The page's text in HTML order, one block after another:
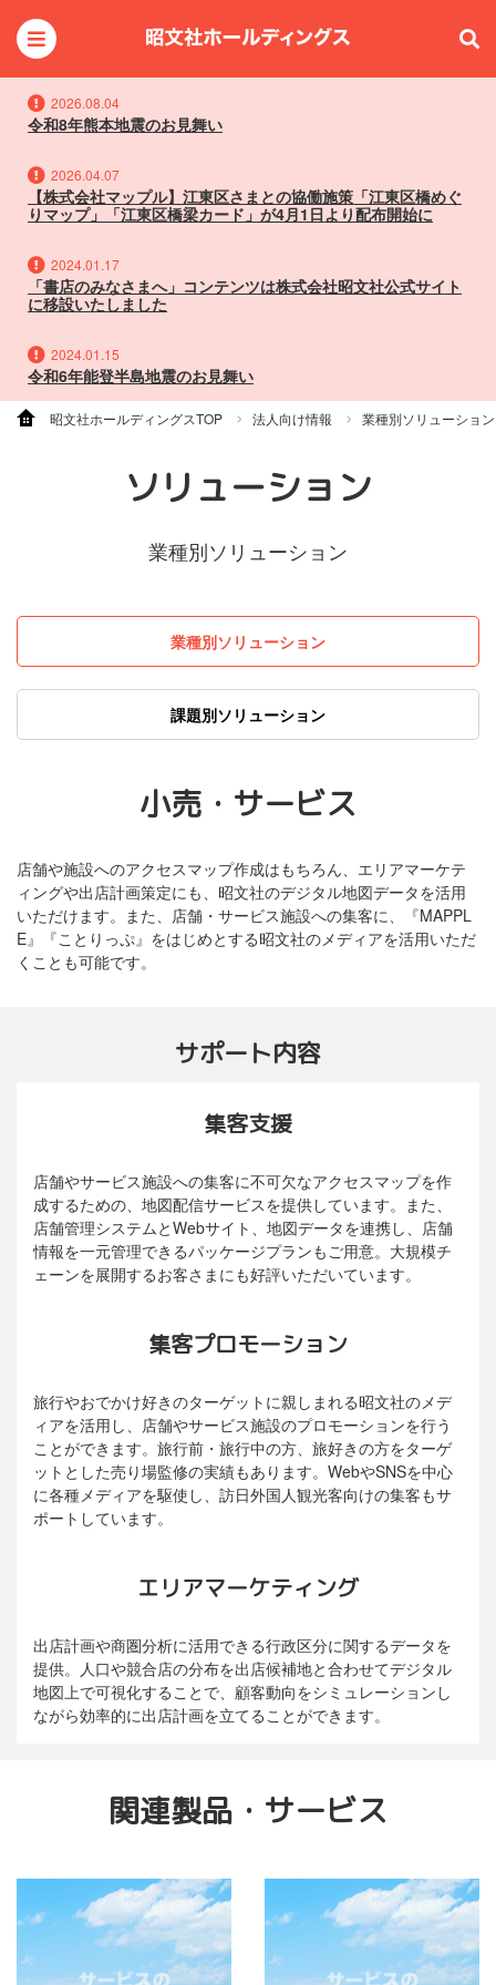
2026.08.04
令和8年熊本地震のお見舞い
2026.04.07
【株式会社マップル】江東区さまとの協働施策「江東区橋めぐ
りマップ」「江東区橋梁カード」が4月1日より配布開始に
2024.01.17
「書店のみなさまへ」コンテンツは株式会社昭文社公式サイト
に移設いたしました
2024.01.15
令和6年能登半島地震のお見舞い
昭文社ホールディングスTOP 法人向け情報 業種別ソリューション
ソリューション
業種別ソリューション
業種別ソリューション
課題別ソリューション
小売・サービス
店舗や施設へのアクセスマップ作成はもちろん、エリアマーケテ
ィングや出店計画策定にも、昭文社のデジタル地図データを活用
いただけます。また、店舗・サービス施設への集客に、『MAPPL
E』『ことりっぷ』をはじめとする昭文社のメディアを活用いただ
くことも可能です。
サポート内容
集客支援
店舗やサービス施設への集客に不可欠なアクセスマップを作
成するための、地図配信サービスを提供しています。また、
店舗管理システムとWebサイト、地図データを連携し、店舗
情報を一元管理できるパッケージプランもご用意。大規模チ
ェーンを展開するお客さまにも好評いただいています。
集客プロモーション
旅行やおでかけ好きのターゲットに親しまれる昭文社のメデ
ィアを活用し、店舗やサービス施設のプロモーションを行う
ことができます。旅行前・旅行中の方、旅好きの方をターゲ
ットとした売り場監修の実績もあります。WebやSNSを中心
に各種メディアを駆使し、訪日外国人観光客向けの集客もサ
ポートしています。
エリアマーケティング
出店計画や商圏分析に活用できる行政区分に関するデータを
提供。人口や競合店の分布を出店候補地と合わせてデジタル
地図上で可視化することで、顧客動向をシミュレーションし
ながら効率的に出店計画を立てることができます。
関連製品・サービス